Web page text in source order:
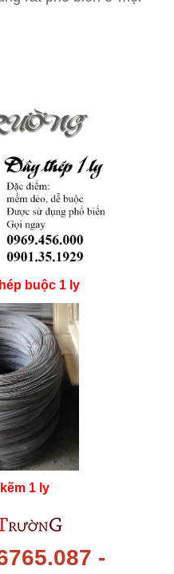
buộc 1 ly
kẽm 1 ly
-